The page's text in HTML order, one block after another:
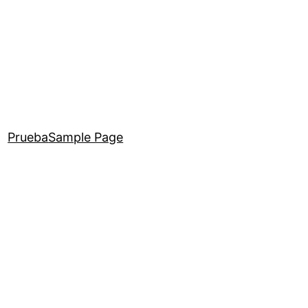
PruebaSample Page